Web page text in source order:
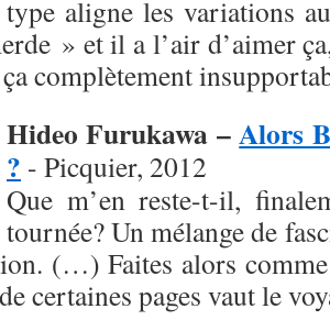
type aligne les variations
» et il a l’air d’aimer
complètement
Hideo Furukawa –Alors
? - Picquier, 2012
Que m’en reste-t-il,
tournée? Un mélange de
(…) Faites alors
certaines pages vaut le